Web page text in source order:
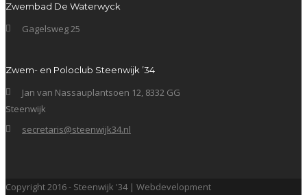
Zwembad De Waterwyck
Gagelsweg 25
Zwem- en Poloclub Steenwijk ’34
Jan van Nassauplantsoen 12, 8332 GG
Steenwijk
secretaris@steenwijk34.nl
Copyright 2016 - Steenwijk '34 | Webdevelopment